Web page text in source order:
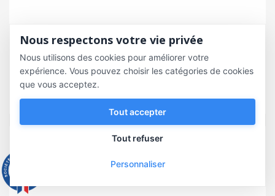
Traité de l'Anatomie de l’homme Tome 1 -...
42,00 €
Nous respectons votre vie privée
Nous utilisons des cookies pour améliorer votre
expérience. Vous pouvez choisir les catégories de cookies
que vous acceptez.
Tout accepter
Tout refuser
Personnaliser